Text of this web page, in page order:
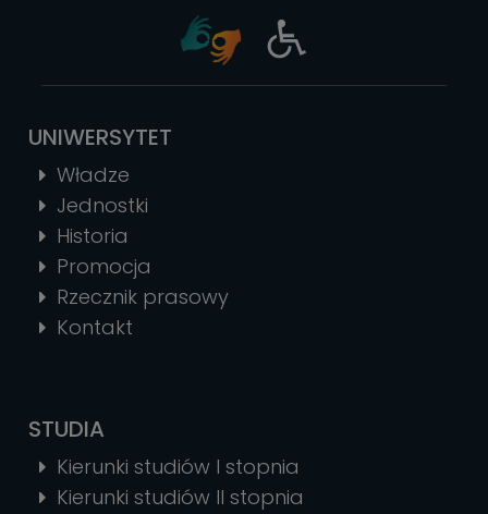
UNIWERSYTET
Władze
Jednostki
Historia
Promocja
Rzecznik prasowy
Kontakt
STUDIA
Kierunki studiów I stopnia
Kierunki studiów II stopnia